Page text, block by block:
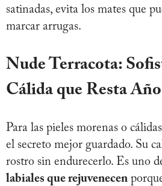
satinadas, evita los mates que
marcar arrugas.
Nude Terracota:
Cálida que Resta
Para las pieles morenas o
el secreto mejor guardado. Su
rostro sin endurecerlo. Es uno
labiales que rejuvenecen